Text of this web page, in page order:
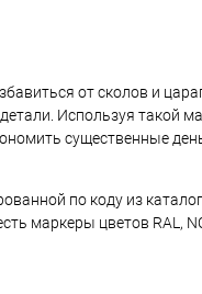
от сколов и
Используя такой
существенные
по коду из
маркеры цветов RAL,